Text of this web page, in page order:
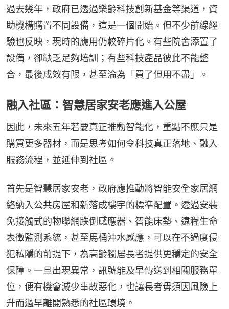
過去幾年，政府已透過樂齡科技創新基金等渠道，資
助機構購置不同設備，這是一個開始。但不少前線經
驗也反映，現時的應用仍較碎片化。有些院舍添置了
設備，卻缺乏足夠培訓；有些科技產品彼此不能整
合，最後成效有限，甚至淪為「買了但用不盡」。
融入社區：智慧居家安老應進入公屋
因此，未來五年若要真正推動智能化，重點不應只是
購買更多器材，而是思考如何令科技真正落地、融入
服務流程，並延伸到社區。
首先是智慧居家安老，政府應推動將智能安全家居網
絡納入公共房屋和新落成樓宇的標準配置。透過安裝
免接觸式的物聯網跌倒感應器、智能床墊、遠程生命
表徵監測系統，甚至馬桶沖水感應，可以在不過度侵
犯私隱的前提下，為高齡獨居長者提供更穩定的安全
保障。一旦出現異常，訊號能及早傳送到相關服務單
位，便有機會減少事故惡化，也讓長者毋須因風險上
升而過早離開熟悉的社區環境。